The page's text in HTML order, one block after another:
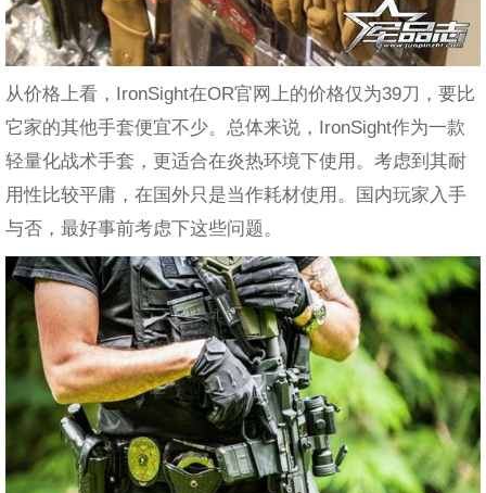
从价格上看，IronSight在OR官网上的价格仅为39刀，要比
它家的其他手套便宜不少。总体来说，IronSight作为一款
轻量化战术手套，更适合在炎热环境下使用。考虑到其耐
用性比较平庸，在国外只是当作耗材使用。国内玩家入手
与否，最好事前考虑下这些问题。